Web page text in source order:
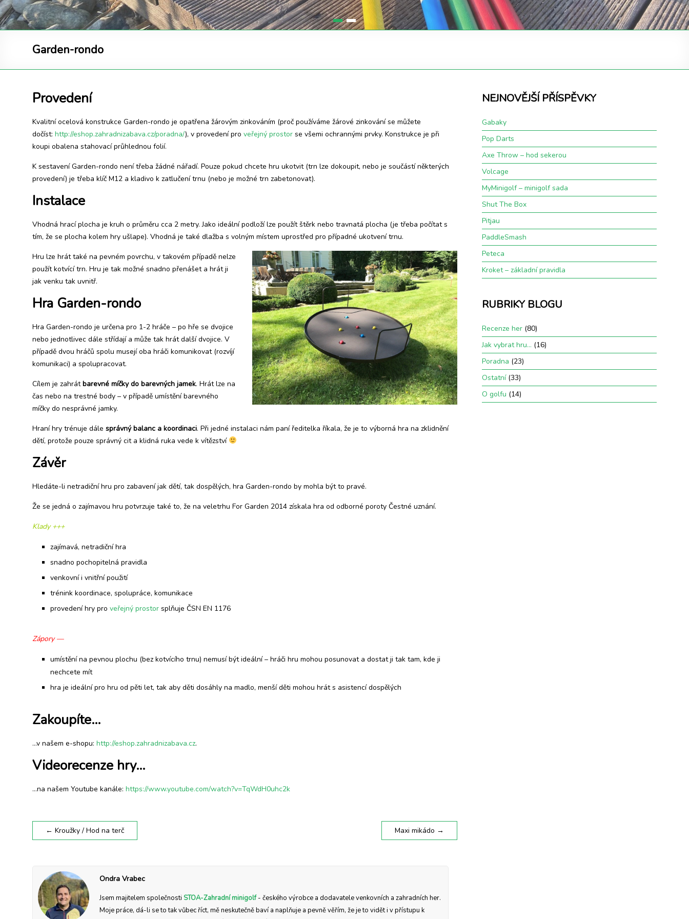
Garden-rondo
Provedení
Kvalitní ocelová konstrukce Garden-rondo je opatřena žárovým zinkováním (proč používáme žárové zinkování se můžete
dočíst: http://eshop.zahradnizabava.cz/poradna/), v provedení pro veřejný prostor se všemi ochrannými prvky. Konstrukce je při
koupi obalena stahovací průhlednou folií.
K sestavení Garden-rondo není třeba žádné nářadí. Pouze pokud chcete hru ukotvit (trn lze dokoupit, nebo je součástí některých
provedení) je třeba klíč M12 a kladivo k zatlučení trnu (nebo je možné trn zabetonovat).
Instalace
Vhodná hrací plocha je kruh o průměru cca 2 metry. Jako ideální podloží lze použít štěrk nebo travnatá plocha (je třeba počítat s
tím, že se plocha kolem hry ušlape). Vhodná je také dlažba s volným místem uprostřed pro případné ukotvení trnu.
Hru lze hrát také na pevném povrchu, v takovém případě nelze
použít kotvící trn. Hru je tak možné snadno přenášet a hrát ji
jak venku tak uvnitř.
Hra Garden-rondo
Hra Garden-rondo je určena pro 1-2 hráče – po hře se dvojice
nebo jednotlivec dále střídají a může tak hrát další dvojice. V
případě dvou hráčů spolu musejí oba hráči komunikovat (rozvíjí
komunikaci) a spolupracovat.
Cílem je zahrátbarevné míčky do barevných jamek. Hrát lze na
čas nebo na trestné body – v případě umístění barevného
míčky do nesprávné jamky.
Hraní hry trénuje dále správný balanc a koordinaci. Při jedné instalaci nám paní ředitelka říkala, že je to výborná hra na zklidnění
dětí, protože pouze správný cit a klidná ruka vede k vítězství
Závěr
Hledáte-li netradiční hru pro zabavení jak dětí, tak dospělých, hra Garden-rondo by mohla být to pravé.
Že se jedná o zajímavou hru potvrzuje také to, že na veletrhu For Garden 2014 získala hra od odborné poroty Čestné uznání.
Klady +++
zajímavá, netradiční hra
snadno pochopitelná pravidla
venkovní i vnitřní použití
trénink koordinace, spolupráce, komunikace
provedení hry pro veřejný prostor splňuje ČSN EN 1176
Zápory —
umístění na pevnou plochu (bez kotvícího trnu) nemusí být ideální – hráči hru mohou posunovat a dostat ji tak tam, kde ji
nechcete mít
hra je ideální pro hru od pěti let, tak aby děti dosáhly na madlo, menší děti mohou hrát s asistencí dospělých
Zakoupíte…
…v našem e-shopu: http://eshop.zahradnizabava.cz.
Videorecenze hry…
…na našem Youtube kanále: https://www.youtube.com/watch?v=TqWdH0uhc2k
← Kroužky / Hod na terč Maxi mikádo →
Ondra Vrabec
Jsem majitelem společnosti STOA-Zahradní minigolf- českého výrobce a dodavatele venkovních a zahradních her.
Moje práce, dá-li se to tak vůbec říct, mě neskutečně baví a naplňuje a pevně věřím, že je to vidět i v přístupu k
NEJNOVĚJŠÍ PŘÍSPĚVKY
Gabaky
Pop Darts
Axe Throw – hod sekerou
Volcage
MyMinigolf – minigolf sada
Shut The Box
Pitjau
PaddleSmash
Peteca
Kroket – základní pravidla
RUBRIKY BLOGU
Recenze her(80)
Jak vybrat hru… (16)
Poradna (23)
Ostatní(33)
O golfu (14)